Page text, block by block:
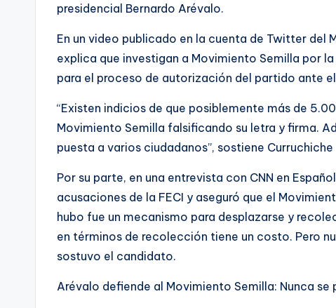
presidencial Bernardo Arévalo.
En un video publicado en la cuenta de Twitter del
explica que investigan a Movimiento Semilla por
para el proceso de autorización del partido ante
“Existen indicios de que posiblemente más de
Movimiento Semilla falsificando su letra y firma.
puesta a varios ciudadanos”, sostiene
Por su parte, en una entrevista con CNN en
acusaciones de la FECI y aseguró que el
hubo fue un mecanismo para desplazarse y
en términos de recolección tiene un costo. Pero
sostuvo el candidato.
Arévalo defiende al Movimiento Semilla: Nunca se